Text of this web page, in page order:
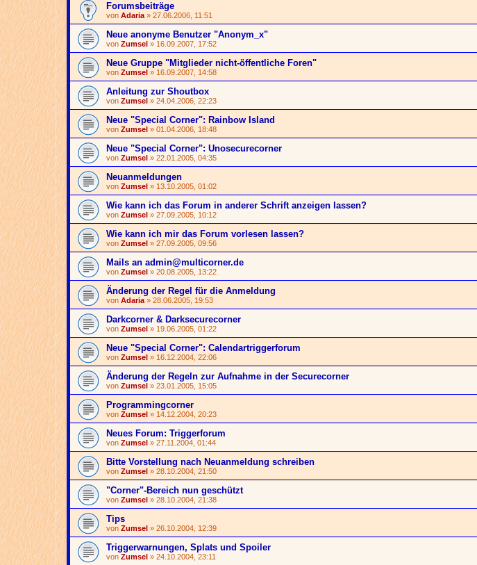
Forumsbeiträge
von Adaria » 27.06.2006, 11:51
Neue anonyme Benutzer "Anonym_x"
von Zumsel » 16.09.2007, 17:52
Neue Gruppe "Mitglieder nicht-öffentliche Foren"
von Zumsel » 16.09.2007, 14:58
Anleitung zur Shoutbox
von Zumsel » 24.04.2006, 22:23
Neue "Special Corner": Rainbow Island
von Zumsel » 01.04.2006, 18:48
Neue "Special Corner": Unosecurecorner
von Zumsel » 22.01.2005, 04:35
Neuanmeldungen
von Zumsel » 13.10.2005, 01:02
Wie kann ich das Forum in anderer Schrift anzeigen lassen?
von Zumsel » 27.09.2005, 10:12
Wie kann ich mir das Forum vorlesen lassen?
von Zumsel » 27.09.2005, 09:56
Mails an admin@multicorner.de
von Zumsel » 20.08.2005, 13:22
Änderung der Regel für die Anmeldung
von Adaria » 28.06.2005, 19:53
Darkcorner & Darksecurecorner
von Zumsel » 19.06.2005, 01:22
Neue "Special Corner": Calendartriggerforum
von Zumsel » 16.12.2004, 22:06
Änderung der Regeln zur Aufnahme in der Securecorner
von Zumsel » 23.01.2005, 15:05
Programmingcorner
von Zumsel » 14.12.2004, 20:23
Neues Forum: Triggerforum
von Zumsel » 27.11.2004, 01:44
Bitte Vorstellung nach Neuanmeldung schreiben
von Zumsel » 28.10.2004, 21:50
"Corner"-Bereich nun geschützt
von Zumsel » 28.10.2004, 21:38
Tips
von Zumsel » 26.10.2004, 12:39
Triggerwarnungen, Splats und Spoiler
von Zumsel » 24.10.2004, 23:11